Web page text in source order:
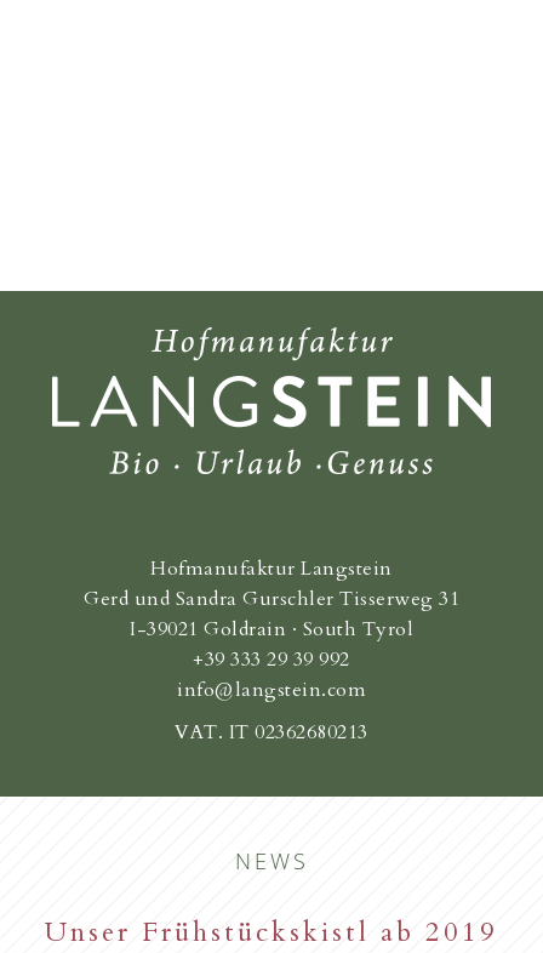
Hofmanufaktur Langstein
Gerd und Sandra Gurschler Tisserweg 31
I-39021 Goldrain · South Tyrol
+39 333 29 39 992
info@langstein.com
VAT. IT 02362680213
NEWS
Familie Gurschler wünscht all
Unser Frühstückskistl ab 2019
New starting in the summer of